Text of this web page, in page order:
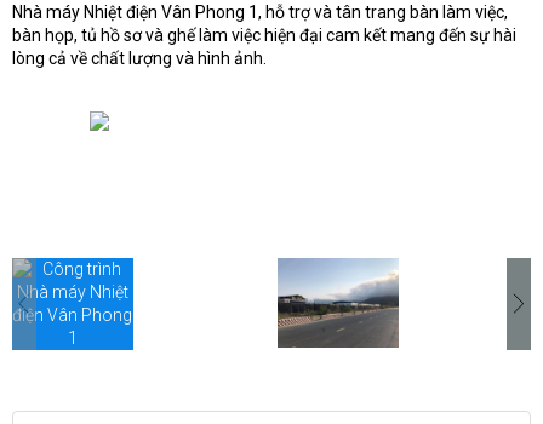
Nhà máy Nhiệt điện Vân Phong 1, hỗ trợ và tân trang bàn làm việc,
bàn họp, tủ hồ sơ và ghế làm việc hiện đại cam kết mang đến sự hài
lòng cả về chất lượng và hình ảnh.